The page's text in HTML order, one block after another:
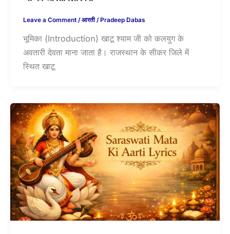
Leave a Comment /आरती/Pradeep Dabas
भूमिका (Introduction) खाटू श्याम जी को कलयुग के
अवतारी देवता माना जाता है। राजस्थान के सीकर जिले में
स्थित खाटू